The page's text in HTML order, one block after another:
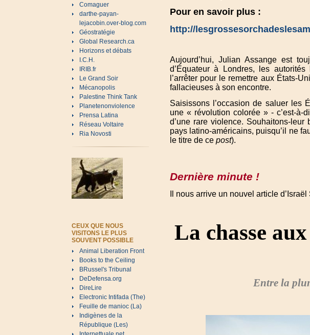
Comaguer
darthe-payan-
lejacobin.over-blog.com
Géostratégie
Global Research.ca
Horizons et débats
I.C.H.
IRIB.fr
Le Grand Soir
Mécanopolis
Palestine Think Tank
Planetenonviolence
Prensa Latina
Réseau Voltaire
Ria Novosti
CEUX QUE NOUS
VISITONS LE PLUS
SOUVENT POSSIBLE
Animal Liberation Front
Books to the Ceiling
BRussel's Tribunal
DeDefensa.org
DireLire
Electronic Intifada (The)
Feuille de manioc (La)
Indigènes de la
République (Les)
Pour en savoir plus :
http://
Aujourd’hui, Julian Assange est
d’Équateur à Londres, les
l’arrêter pour le remettre aux États-
fallacieuses à son encontre.
Saisissons l’occasion de saluer les
une « révolution colorée » - c’est-à-
d’une rare violence. Souhaitons-
pays latino-américains, puisqu’il ne
le titre de ce post).
Dernière minute !
Il nous arrive un nouvel article
La chasse
Entre la